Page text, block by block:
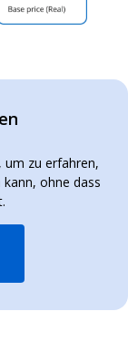
um zu erfahren,
ohne dass